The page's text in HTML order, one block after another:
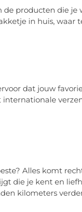
de producten die je
in huis, waar
dat jouw
Alles komt
die je kent en
kilometers